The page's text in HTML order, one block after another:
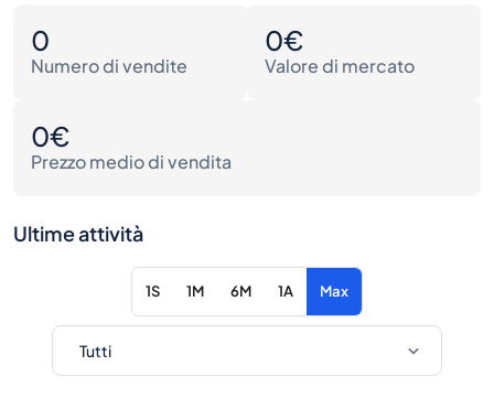
0
Numero di vendite
0€
Valore di mercato
0€
Prezzo medio di vendita
Ultime attività
1S 1M 6M 1A Max